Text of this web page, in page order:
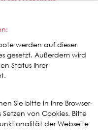
werden auf dieser
gesetzt. Außerdem wird
Status Ihrer
Sie bitte in Ihre Browser-
von Cookies. Bitte
der Webseite